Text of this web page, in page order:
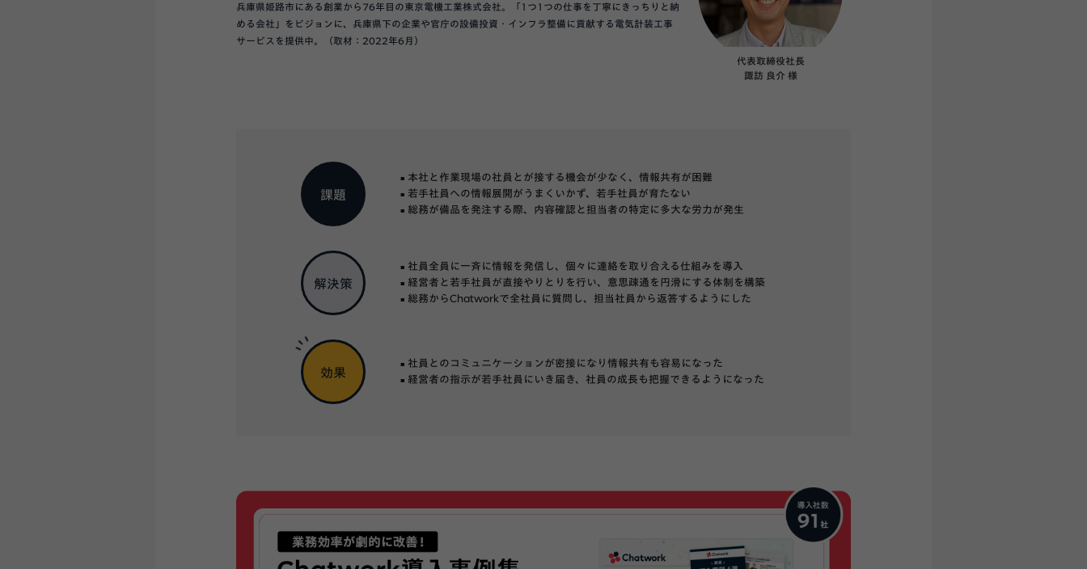
兵庫県姫路市にある創業から76年目の東京電機工業株式会社。「1つ1つの仕事を丁寧にきっちりと納
める会社」をビジョンに、兵庫県下の企業や官庁の設備投資・インフラ整備に貢献する電気計装工事
サービスを提供中。（取材：2022年6月）
代表取締役社長
諏訪 良介 様
課題
本社と作業現場の社員とが接する機会が少なく、情報共有が困難
若手社員への情報展開がうまくいかず、若手社員が育たない
総務が備品を発注する際、内容確認と担当者の特定に多大な労力が発生
解決策
社員全員に一斉に情報を発信し、個々に連絡を取り合える仕組みを導入
経営者と若手社員が直接やりとりを行い、意思疎通を円滑にする体制を構築
総務からChatworkで全社員に質問し、担当社員から返答するようにした
効果
社員とのコミュニケーションが密接になり情報共有も容易になった
経営者の指示が若手社員にいき届き、社員の成長も把握できるようになった